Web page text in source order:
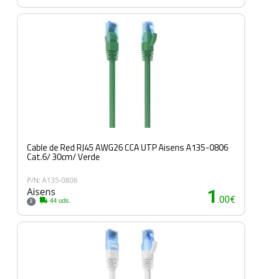
Cable de Red RJ45 AWG26 CCA UTP Aisens A135-0806
Cat.6/ 30cm/ Verde
P/N: A135-0806
Aisens
2 44 uds. 1 .00€